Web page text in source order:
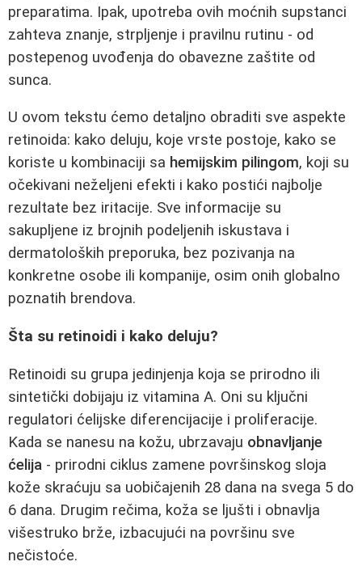
preparatima. Ipak, upotreba ovih moćnih supstanci
zahteva znanje, strpljenje i pravilnu rutinu - od
postepenog uvođenja do obavezne zaštite od
sunca.
U ovom tekstu ćemo detaljno obraditi sve aspekte
retinoida: kako deluju, koje vrste postoje, kako se
koriste u kombinaciji sa hemijskim pilingom, koji su
očekivani neželjeni efekti i kako postići najbolje
rezultate bez iritacije. Sve informacije su
sakupljene iz brojnih podeljenih iskustava i
dermatoloških preporuka, bez pozivanja na
konkretne osobe ili kompanije, osim onih globalno
poznatih brendova.
Šta su retinoidi i kako deluju?
Retinoidi su grupa jedinjenja koja se prirodno ili
sintetički dobijaju iz vitamina A. Oni su ključni
regulatori ćelijske diferencijacije i proliferacije.
Kada se nanesu na kožu, ubrzavaju obnavljanje
ćelija - prirodni ciklus zamene površinskog sloja
kože skraćuju sa uobičajenih 28 dana na svega 5 do
6 dana. Drugim rečima, koža se ljušti i obnavlja
višestruko brže, izbacujući na površinu sve
nečistoće.